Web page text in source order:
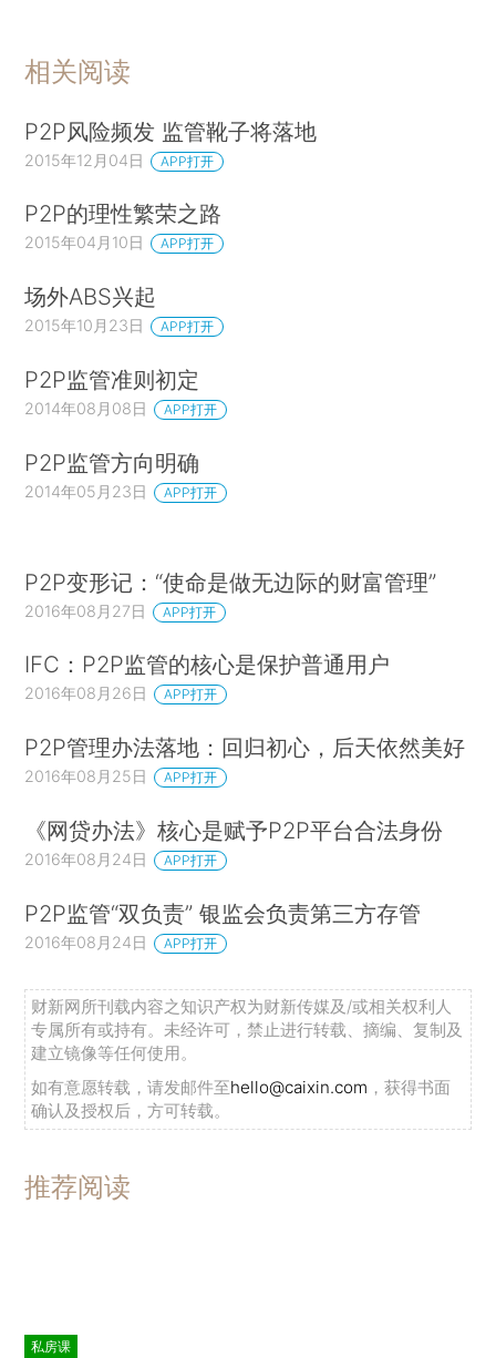
相关阅读
P2P风险频发 监管靴子将落地
2015年12月04日 APP打开
P2P的理性繁荣之路
2015年04月10日 APP打开
场外ABS兴起
2015年10月23日 APP打开
P2P监管准则初定
2014年08月08日 APP打开
P2P监管方向明确
2014年05月23日 APP打开
P2P变形记：“使命是做无边际的财富管理”
2016年08月27日 APP打开
IFC：P2P监管的核心是保护普通用户
2016年08月26日 APP打开
P2P管理办法落地：回归初心，后天依然美好
2016年08月25日 APP打开
《网贷办法》核心是赋予P2P平台合法身份
2016年08月24日 APP打开
P2P监管“双负责” 银监会负责第三方存管
2016年08月24日 APP打开
财新网所刊载内容之知识产权为财新传媒及/或相关权利人
专属所有或持有。未经许可，禁止进行转载、摘编、复制及
建立镜像等任何使用。
如有意愿转载，请发邮件至hello@caixin.com ，获得书面
确认及授权后，方可转载。
推荐阅读
私房课